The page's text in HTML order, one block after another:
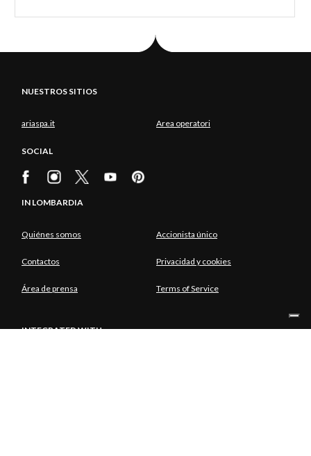
NUESTROS SITIOS
ariaspa.it Area operatori
SOCIAL
IN LOMBARDIA
Quiénes somos Accionista único
Contactos Privacidad y cookies
Área de prensa Terms of Service
INTEGRATED WITH